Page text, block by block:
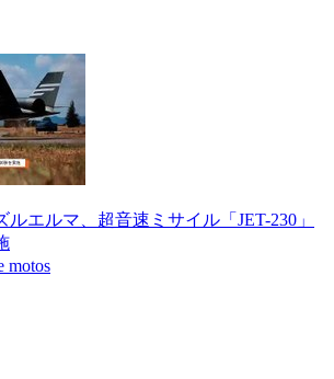
エルマ、超音速ミサイル「JET-230」
motos